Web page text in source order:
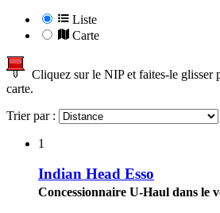
Liste
Carte
Cliquez sur le NIP et faites-le glisser
carte.
Trier par :
1
Indian Head Esso
Concessionnaire U-Haul dans le